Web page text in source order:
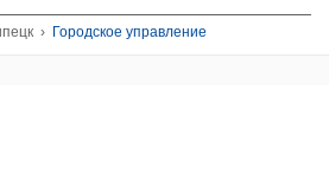
› Городское управление